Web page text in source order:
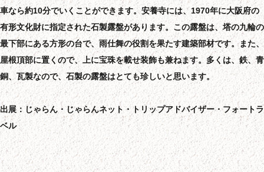
車なら約10分でいくことができます。安養寺には、1970年に大阪府の
有形文化財に指定された石製露盤があります。この露盤は、塔の九輪の
最下部にある方形の台で、雨仕舞の役割を果たす建築部材です。また、
屋根頂部に置くので、上に宝珠を載せ装飾も兼ねます。多くは、鉄、青
銅、瓦製なので、石製の露盤はとても珍しいと思います。
出展：じゃらん・じゃらんネット・トリップアドバイザー・フォートラ
ベル